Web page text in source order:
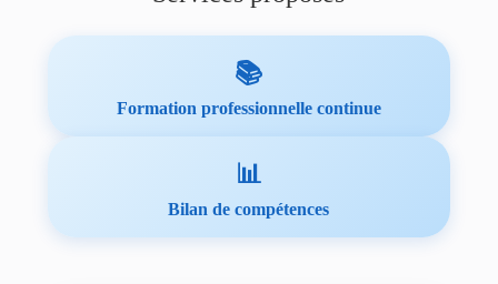
📚
Formation professionnelle continue
📊
Bilan de compétences